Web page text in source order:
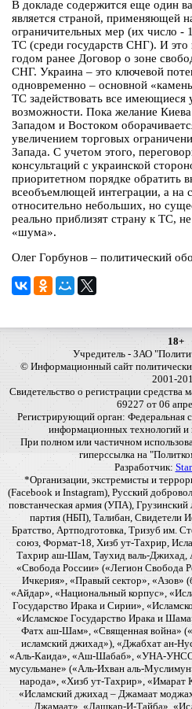
В докладе содержится еще один
является страной, применяющей
ограничительных мер (их число
ТС (среди государств СНГ). И
годом ранее Договор о зоне
СНГ. Украина – это ключевой
одновременно – основной
ТС задействовать все имеющиеся
возможности. Пока желание
Западом и Востоком
увеличением торговых
Запада. С учетом этого,
консультаций с украинской
приоритетном порядке обратить
всеобъемлющей интеграции, а на
относительно небольших, но
реально приблизят страну к ТС,
«шума».
Олег Горбунов – политический
18+
Учредитель - ЗАО
© Информационный сайт
2001-
Свидетельство о регистрации
69227 от 06
Регистрирующий орган: Федеральная
информационных технологий
При полном или частичном
гиперссылка на
Разработчик:
*Организации, экстремисты и
(Facebook и Instagram), Русский
повстанческая армия (УПА), Грузинский
партия (НБП), Талибан, Свидетели
Братство, Артподготовка, Тризуб им.
союз, Формат-18, Хизб ут-Тахрир,
Тахрир аш-Шам, Таухид валь-Джихад,
«Свобода России» («Легион Свобода
Ичкерия», «Правый сектор», «Азов»
«Айдар», «Национальный корпус»,
Государство Ирака и Сирии»,
«Исламское Государство Ирака и
Фатх аш-Шам», «Священная война»
исламский джихад»), «Джабхат ан-
«Аль-Каида», «Аш-Шабаб», «УНА-
мусульмане» («Аль-Ихван аль-
народа», «Хизб ут-Тахрир», «Имарат
«Исламский джихад – Джамаат
Джамаат», «Лашкар-И-Тайба»,